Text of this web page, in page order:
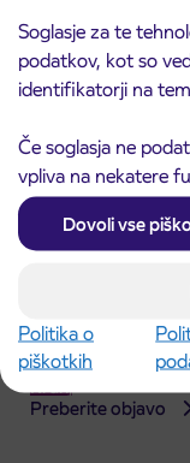
Soglasje za te
podatkov, kot so
identifikatorji na
Če soglasja ne
vpliva na nekatere
Dovoli vse
Politika o
piškotkih
31. 7. 2026
Obvestilo o
ceste v
Kranj
Preberite objavo